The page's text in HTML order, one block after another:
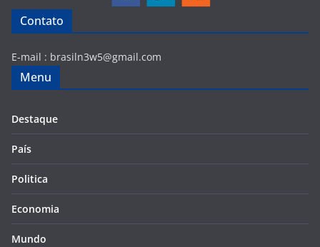
Contato
E-mail : brasiln3w5@gmail.com
Menu
Destaque
País
Politica
Economia
Mundo